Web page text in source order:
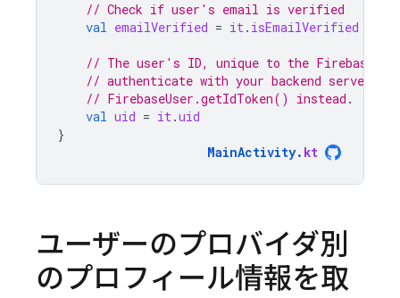
// Check if user's email is verified
val emailVerified = it. isEmailVerified
// The user's ID, unique to the Firebase
// authenticate with your backend server, if
// FirebaseUser.getIdToken() instead.
val uid = it.uid
}
MainActivity. kt
ユーザーのプロバイダ別
のプロフィール情報を取